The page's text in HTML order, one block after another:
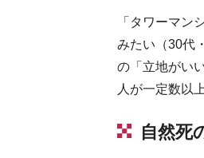
「タワーマン
みたい（30代
の「立地がい
人が一定数以
自然死